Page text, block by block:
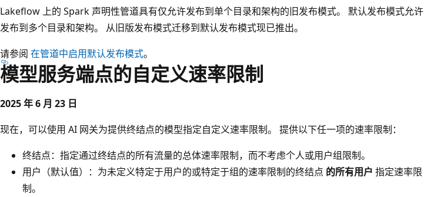
Lakeflow 上的 Spark 声明性管道具有仅允许发布到单个目录和架构的旧发布模式。 默认发布模式允许
发布到多个目录和架构。 从旧版发布模式迁移到默认发布模式现已推出。
请参阅 在管道中启用默认发布模式。
模型服务端点的自定义速率限制
2025 年 6 月 23 日
现在，可以使用 AI 网关为提供终结点的模型指定自定义速率限制。 提供以下任一项的速率限制：
终结点：指定通过终结点的所有流量的总体速率限制，而不考虑个人或用户组限制。
用户（默认值）：为未定义特定于用户的或特定于组的速率限制的终结点 的所有用户 指定速率限
制。